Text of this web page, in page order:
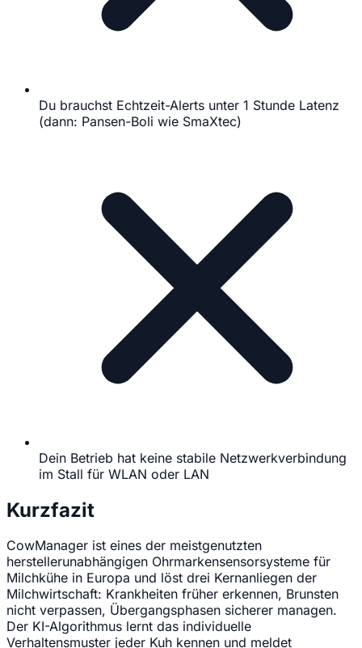
Du brauchst Echtzeit-Alerts unter 1 Stunde Latenz
(dann: Pansen-Boli wie SmaXtec)
Dein Betrieb hat keine stabile Netzwerkverbindung
im Stall für WLAN oder LAN
Kurzfazit
CowManager ist eines der meistgenutzten
herstellerunabhängigen Ohrmarkensensorsysteme für
Milchkühe in Europa und löst drei Kernanliegen der
Milchwirtschaft: Krankheiten früher erkennen, Brunsten
nicht verpassen, Übergangsphasen sicherer managen.
Der KI-Algorithmus lernt das individuelle
Verhaltensmuster jeder Kuh kennen und meldet